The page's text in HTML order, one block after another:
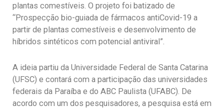
plantas comestíveis. O projeto foi batizado de
“Prospecção bio-guiada de fármacos antiCovid-19 a
partir de plantas comestíveis e desenvolvimento de
híbridos sintéticos com potencial antiviral”.
A ideia partiu da Universidade Federal de Santa Catarina
(UFSC) e contará com a participação das universidades
federais da Paraíba e do ABC Paulista (UFABC). De
acordo com um dos pesquisadores, a pesquisa está em